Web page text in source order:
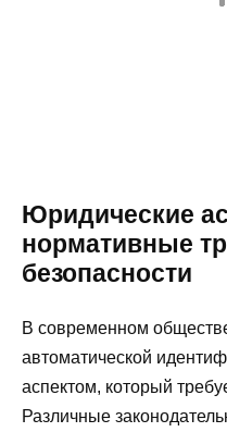
Юридические
нормативные
безопасности
В современном
автоматической
аспектом, который
Различные